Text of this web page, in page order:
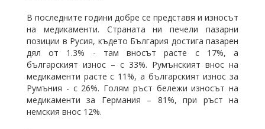
В последните години добре се представя и износът
на медикаменти. Страната ни печели пазарни
позиции в Русия, където България достига пазарен
дял от 1.3% - там вносът расте с 17%, а
българският износ – с 33%. Румънският внос на
медикаменти расте с 11%, а българският износ за
Румъния - с 26%. Голям ръст бележи износът на
медикаменти за Германия – 81%, при ръст на
немския внос 12%.